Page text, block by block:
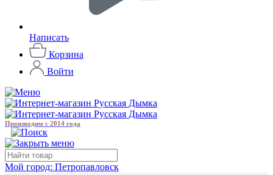
Написать
Корзина
Войти
Производим с 2014 года
Мой город: Петропавловск